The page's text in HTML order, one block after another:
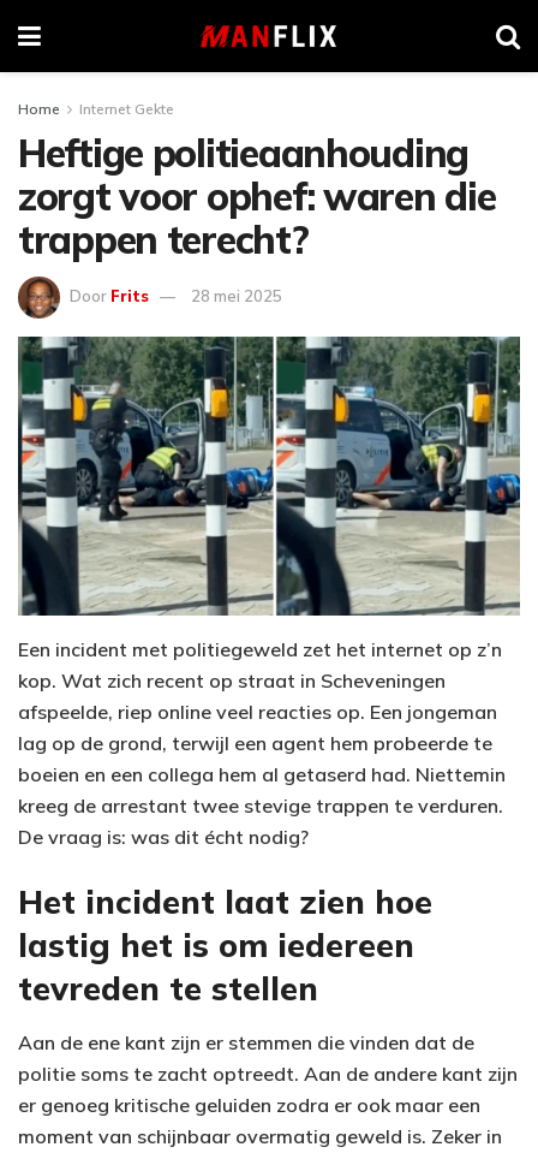
Home Internet Gekte
Heftige politieaanhouding
zorgt voor ophef: waren die
trappen terecht?
Door Frits 28 mei 2025
Een incident met politiegeweld zet het internet op z’n
kop. Wat zich recent op straat in Scheveningen
afspeelde, riep online veel reacties op. Een jongeman
lag op de grond, terwijl een agent hem probeerde te
boeien en een collega hem al getaserd had. Niettemin
kreeg de arrestant twee stevige trappen te verduren.
De vraag is: was dit écht nodig?
Het incident laat zien hoe
lastig het is om iedereen
tevreden te stellen
Aan de ene kant zijn er stemmen die vinden dat de
politie soms te zacht optreedt. Aan de andere kant zijn
er genoeg kritische geluiden zodra er ook maar een
moment van schijnbaar overmatig geweld is. Zeker in